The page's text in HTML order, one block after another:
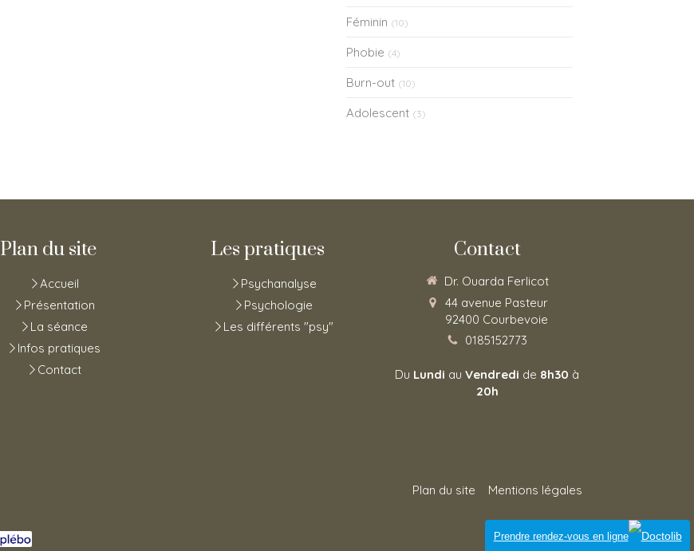
Féminin (10)
Phobie (4)
Burn-out (10)
Adolescent (3)
Plan du site
Accueil
Présentation
La séance
Infos pratiques
Contact
Les pratiques
Psychanalyse
Psychologie
Les différents "psy"
Contact
Dr. Ouarda Ferlicot
44 avenue Pasteur
92400 Courbevoie
0185152773
Du Lundi au Vendredi de 8h30 à
20h
Plan du site
Mentions légales
Connexion
Prendre rendez-vous en ligne